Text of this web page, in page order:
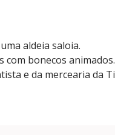
aldeia saloia.
com bonecos animados.
e da mercearia da Ti